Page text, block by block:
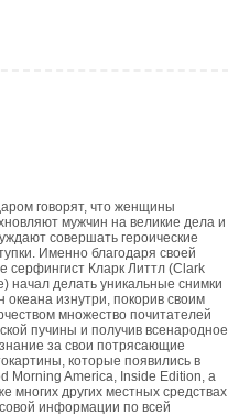
говорят, что женщины
мужчин на великие дела и
совершать героические
Именно благодаря своей
серфингист Кларк Литтл (Clark
начал делать уникальные снимки
океана изнутри, покорив своим
множество почитателей
пучины и получив всенародное
за свои потрясающие
которые появились в
Morning America, Inside Edition, а
многих других местных средствах
информации по всей